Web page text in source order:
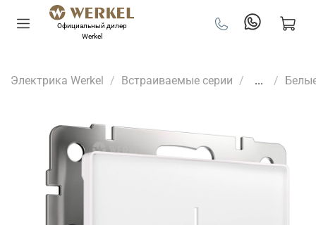
Официальный дилер
Werkel
Электрика Werkel Встраиваемые серии ...